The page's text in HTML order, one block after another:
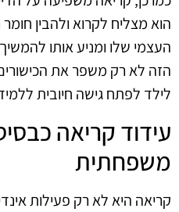
הוא מצליח לקרוא ולהבין
העצמי שלו ומניע אותו
הזה לא רק משפר את
לילד לפתח גישה חיובית
עידוד קריאה
משפחתית
קריאה היא לא רק פעילות